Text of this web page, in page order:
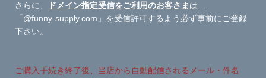
さらに、 ドメイン指定受信をご利用のお客さま は…
「@funny-supply.com」を受信許可するよう必ず事前にご登録
下さい。
ご購入手続き終了後、当店から自動配信されるメール・件名